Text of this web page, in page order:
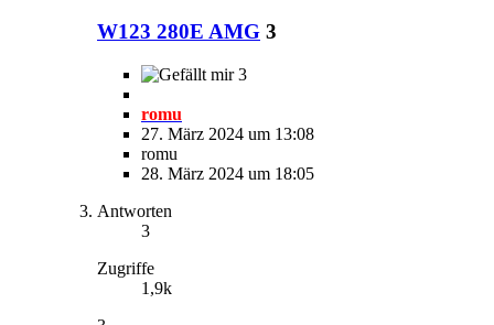
W123 280E AMG 3
3
romu
27. März 2024 um 13:08
romu
28. März 2024 um 18:05
Antworten
3
Zugriffe
1,9k